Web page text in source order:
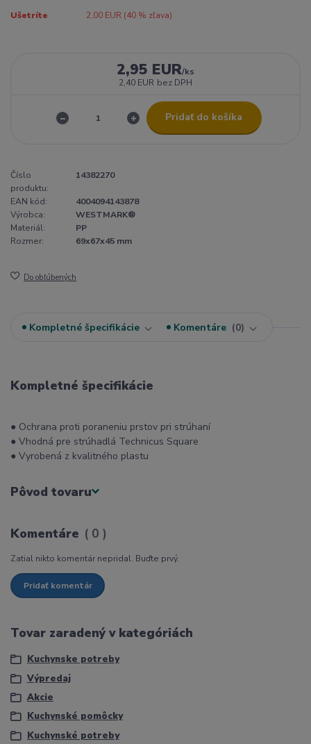
Ušetríte 2,00 EUR (40% zľava)
2,95 EUR/ks
2,40 EUR bez DPH
Pridať do košíka
Číslo
produktu:
14382270
EAN kód:
4004094143878
Výrobca:
WESTMARK®
Materiál:
PP
Rozmer:
69x67x45 mm
Do obľúbených
Kompletné špecifikácie Komentáre 0
Kompletné špecifikácie
● Ochrana proti poraneniu prstov pri strúhaní
● Vhodná pre strúhadlá Technicus Square
● Vyrobená z kvalitného plastu
Pôvod tovaru
Komentáre 0
Zatial nikto komentár nepridal. Buďte prvý.
Pridať komentár
Tovar zaradený v kategóriách
Kuchynske potreby
Výpredaj
Akcie
Kuchynské pomôcky
Kuchynské potreby